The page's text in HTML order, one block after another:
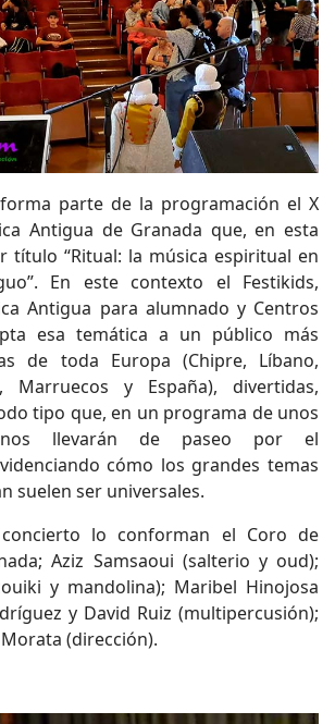
parte de la programación el X
Antigua de Granada que, en esta
título “Ritual: la música espiritual en
En este contexto el Festikids,
Antigua para alumnado y Centros
esa temática a un público más
de toda Europa (Chipre, Líbano,
Marruecos y España), divertidas,
tipo que, en un programa de unos
llevarán de paseo por el
cómo los grandes temas
suelen ser universales.
lo conforman el Coro de
Aziz Samsaoui (salterio y oud);
y mandolina); Maribel Hinojosa
y David Ruiz (multipercusión);
(dirección).